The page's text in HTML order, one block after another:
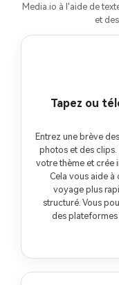
Media.io à l'aide de
et
Tapez ou
Entrez une brève
photos et des
votre thème et crée
Cela vous aide
voyage plus
structuré. Vous
des plateformes